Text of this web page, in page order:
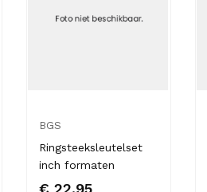
BGS
Ringsteeksleutelset
inch formaten
€ 22.95